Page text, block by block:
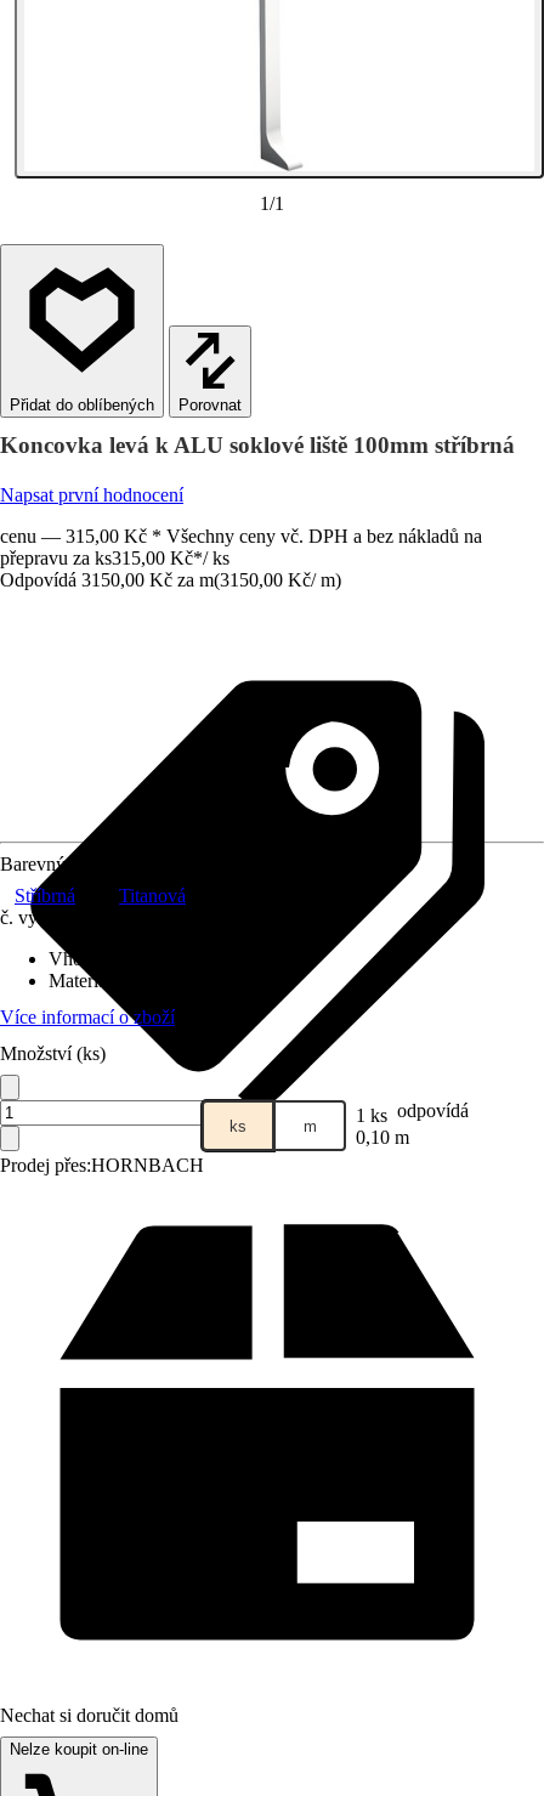
1/1
Porovnat
Koncovka levá k ALU soklové liště 100mm stříbrná
Napsat první hodnocení
cenu — 315,00 Kč * Všechny ceny vč. DPH a bez nákladů na
přepravu za ks315,00 Kč*/ ks
Odpovídá 3150,00 Kč za m(3150,00 Kč/ m)
Prodej přes:HORNBACH
Barevný odstín
Stříbrná
Titanová
č. výrobku
Vhodné pro
Materiál
Více informací o zboží
Množství (ks)
ks m 1 ks odpovídá
0,10 m
Nechat si doručit domů
Nelze koupit on-line